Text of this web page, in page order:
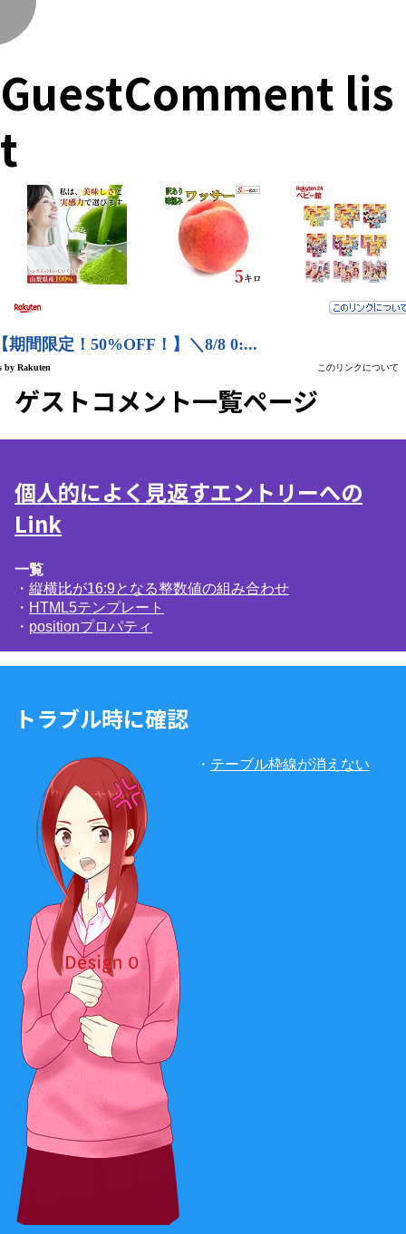
GuestComment lis
t
ゲストコメント一覧ページ
個人的によく見返すエントリーへの
Link
一覧
・ 縦横比が16:9となる整数値の組み合わせ
・ HTML5テンプレート
・ positionプロパティ
トラブル時に確認
・ テーブル枠線が消えない